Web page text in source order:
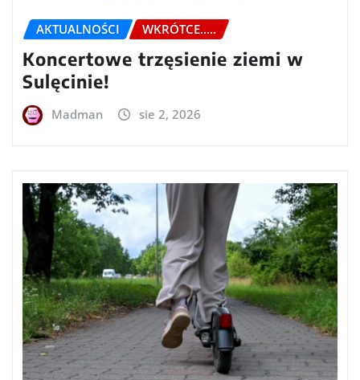
AKTUALNOŚCI WKRÓTCE.....
Koncertowe trzęsienie ziemi w
Sulęcinie!
Madman sie 2, 2026